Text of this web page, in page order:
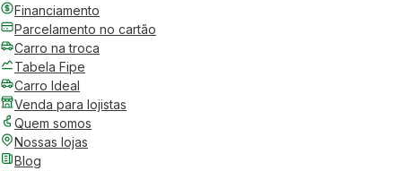
Financiamento
Parcelamento no cartão
Carro na troca
Tabela Fipe
Carro Ideal
Venda para lojistas
Quem somos
Nossas lojas
Blog